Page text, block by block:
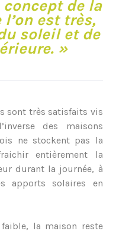
de la
est très,
soleil et de
»
sont très satisfaits vis
des maisons
ne stockent pas la
entièrement la
durant la journée, à
apports solaires en
la maison reste